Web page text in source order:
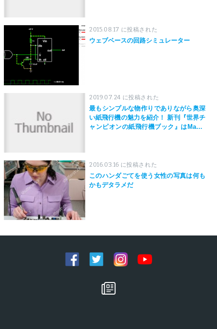
2015.08.17 に投稿された
ウェブベースの回路シミュレーター
2019.07.24 に投稿された
最もシンプルな物作りでありながら奥深
い紙飛行機の魅力を紹介！ 新刊『世界チ
ャンピオンの紙飛行機ブック』はMaker
2016.03.16 に投稿された
このハンダごてを使う女性の写真は何も
かもデタラメだ